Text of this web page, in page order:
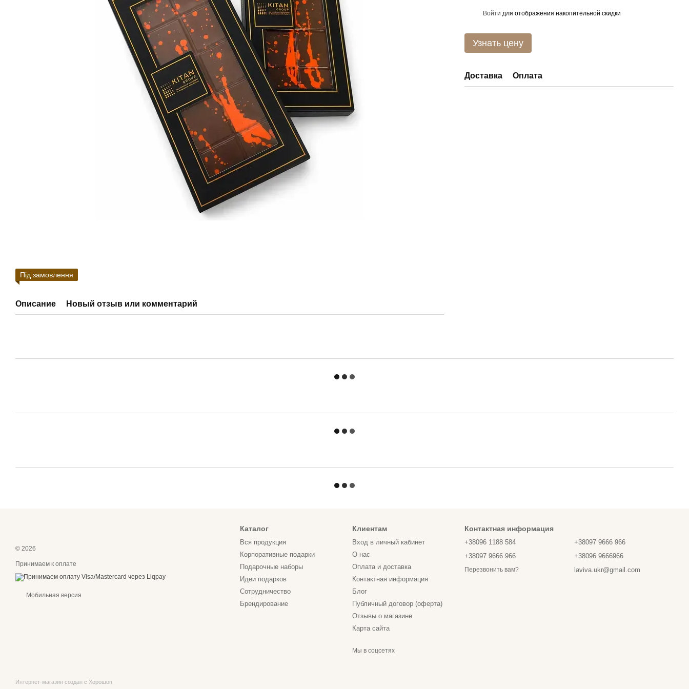
Під замовлення
Описание Новый отзыв или комментарий
Войти для отображения накопительной скидки
Узнать цену
Доставка Оплата
© 2026
Принимаем к оплате
Мобильная версия
Интернет-магазин создан с Хорошоп
Каталог
Вся продукция
Корпоративные подарки
Подарочные наборы
Идеи подарков
Сотрудничество
Брендирование
Клиентам
Вход в личный кабинет
О нас
Оплата и доставка
Контактная информация
Блог
Публичный договор (оферта)
Отзывы о магазине
Карта сайта
Мы в соцсетях
Контактная информация
+38096 1188 584
+38097 9666 966
Перезвонить вам?
+38097 9666 966
+38096 9666966
laviva.ukr@gmail.com